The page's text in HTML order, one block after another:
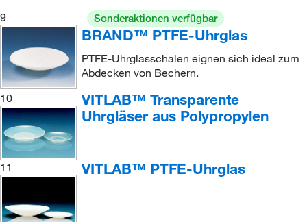
9
Sonderaktionen verfügbar
BRAND™ PTFE-Uhrglas
PTFE-Uhrglasschalen eignen sich ideal zum
Abdecken von Bechern.
10
VITLAB™ Transparente
Uhrgläser aus Polypropylen
11 VITLAB™ PTFE-Uhrglas